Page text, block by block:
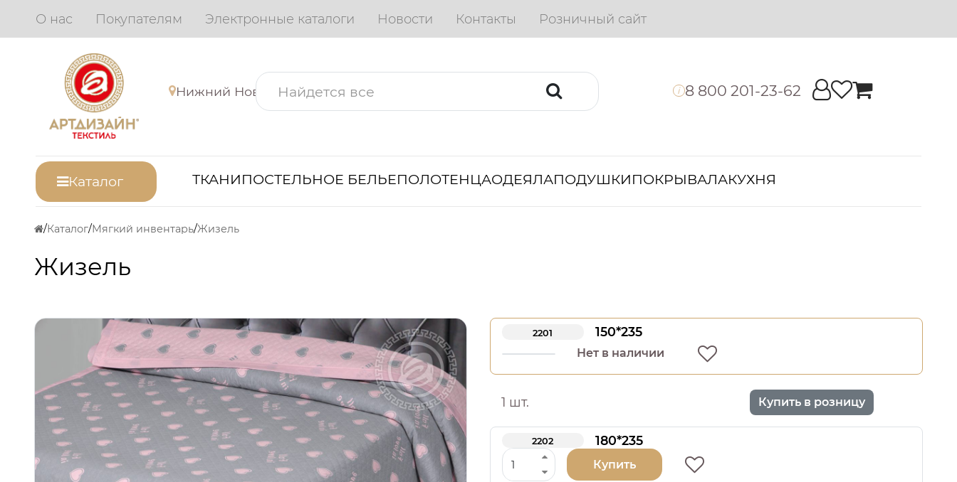
О нас Покупателям Электронные каталоги Новости Контакты Розничный сайт
Нижний Новгород i 8 800 201-23-62
Каталог ТКАНИПОСТЕЛЬНОЕ БЕЛЬЕПОЛОТЕНЦАОДЕЯЛАПОДУШКИПОКРЫВАЛАКУХНЯ
Каталог Мягкий инвентарь Жизель
Жизель
2201 150*235
Нет в наличии
1 шт. Купить в розницу
2202 180*235
Купить